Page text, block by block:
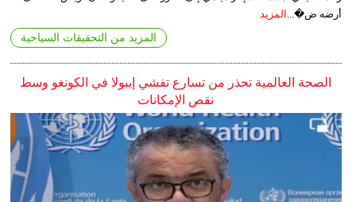
أرضه ض�...
المزيد
المزيد من التحقيقات السياحية
الصحة العالمية تحذر من تسارع تفشي إيبولا في الكونغو وسط
نقص الإمكانات